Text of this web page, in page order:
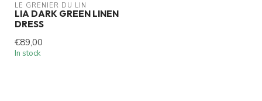
LE GRENIER DU LIN
LIA DARK GREEN LINEN
DRESS
€89,00
In stock